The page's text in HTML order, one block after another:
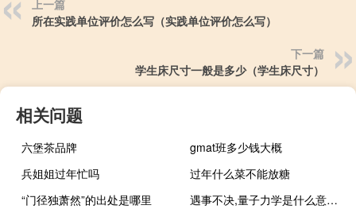
上一篇
所在实践单位评价怎么写（实践单位评价怎么写）
下一篇
学生床尺寸一般是多少（学生床尺寸）
相关问题
六堡茶品牌
gmat班多少钱大概
兵姐姐过年忙吗
过年什么菜不能放糖
“门径独萧然”的出处是哪里
遇事不决,量子力学是什么意思什么梗